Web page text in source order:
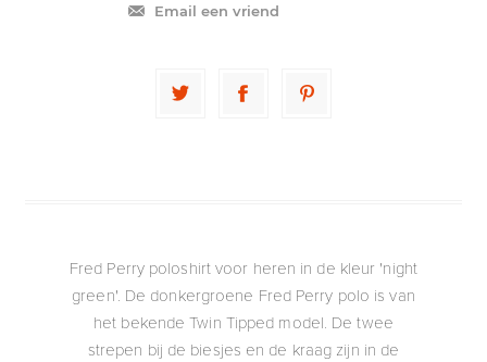
Email een vriend
Fred Perry poloshirt voor heren in de kleur 'night
green'. De donkergroene Fred Perry polo is van
het bekende Twin Tipped model. De twee
strepen bij de biesjes en de kraag zijn in de